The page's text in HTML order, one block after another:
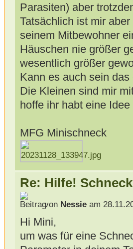
Parasiten) aber
Tatsächlich ist mir
seinem Mitbewohner
Häuschen nie größer
wesentlich größer
Kann es auch sein
Die Kleinen sind mir
hoffe ihr habt eine
MFG Minischneck
Re: Hilfe!
von Nessieam
Hi Mini,
um was für eine